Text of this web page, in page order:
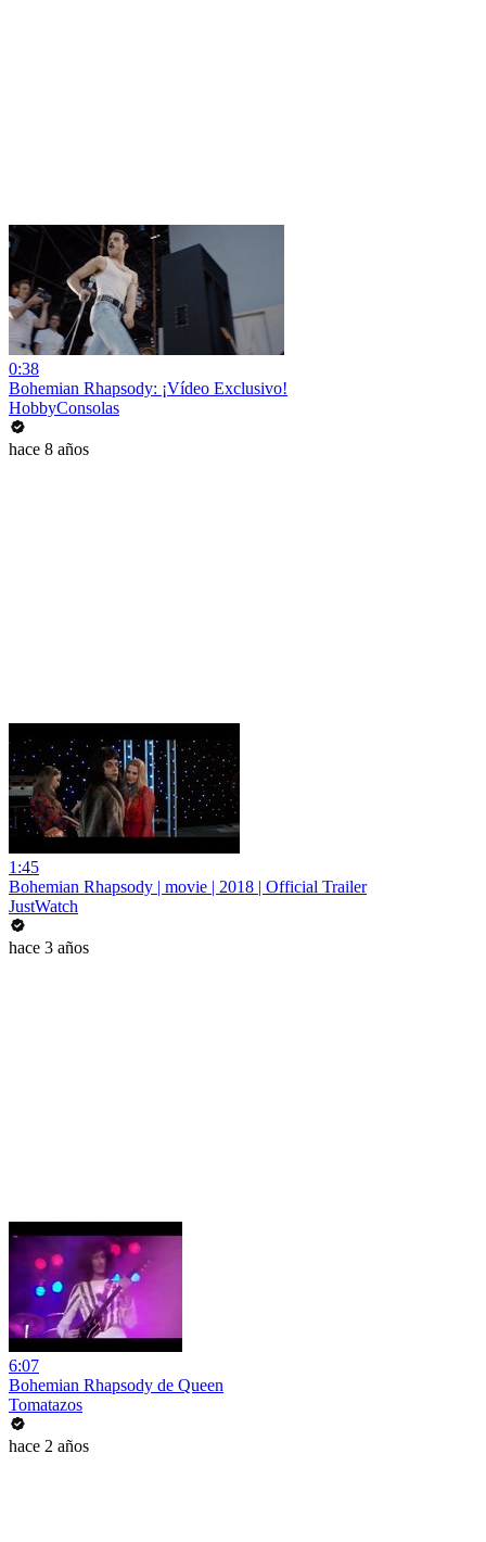
0:38
Bohemian Rhapsody: ¡Vídeo Exclusivo!
HobbyConsolas
hace 8 años
1:45
Bohemian Rhapsody | movie | 2018 | Official Trailer
JustWatch
hace 3 años
6:07
Bohemian Rhapsody de Queen
Tomatazos
hace 2 años